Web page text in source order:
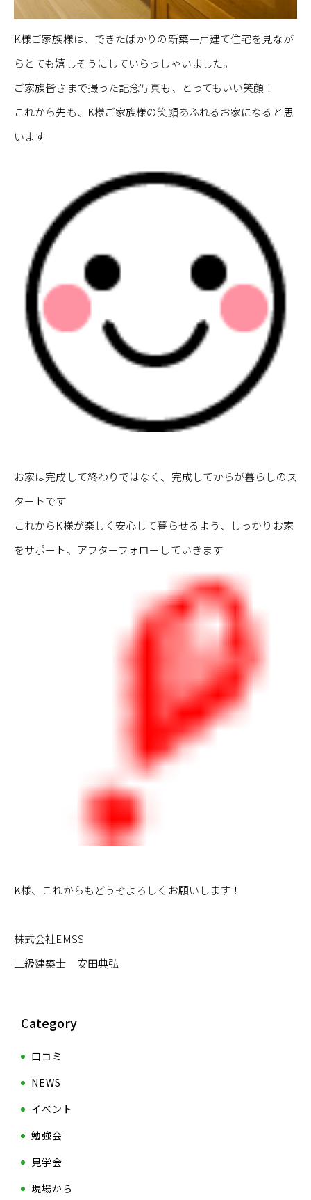
K様ご家族様は、できたばかりの新築一戸建て住宅を見なが
らとても嬉しそうにしていらっしゃいました。
ご家族皆さまで撮った記念写真も、とってもいい笑顔！
これから先も、K様ご家族様の笑顔あふれるお家になると思
います
お家は完成して終わりではなく、完成してからが暮らしのス
タートです
これからK様が楽しく安心して暮らせるよう、しっかりお家
をサポート、アフターフォローしていきます
K様、これからもどうぞよろしくお願いします！
株式会社EMSS
二級建築士 安田典弘
Category
口コミ
NEWS
イベント
勉強会
見学会
現場から